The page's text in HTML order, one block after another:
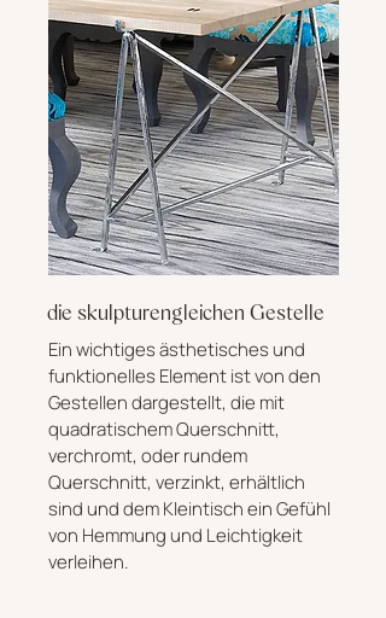
die skulpturengleichen Gestelle
Ein wichtiges ästhetisches und
funktionelles Element ist von den
Gestellen dargestellt, die mit
quadratischem Querschnitt,
verchromt, oder rundem
Querschnitt, verzinkt, erhältlich
sind und dem Kleintisch ein Gefühl
von Hemmung und Leichtigkeit
verleihen.